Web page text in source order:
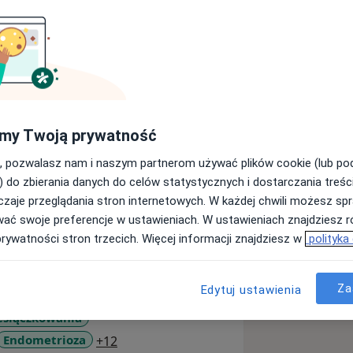
Laserotearapia
na obecność wirusa HPV
wkładki domaciczne (MIRENA,
ginekologicznej: menopauza,
pod kontrolą USG)
Endometrioza
+12
Twoją prywatność
pozwalasz nam i naszym partnerom używać plików cookie (lub
do zbierania danych do celów statystycznych i dostarczania
przeglądania stron internetowych. W każdej chwili możesz
swoje preferencje w ustawieniach. W ustawieniach znajdziesz
stron trzecich. Więcej informacji znajdziesz w polityka
Edytuj ustawienia